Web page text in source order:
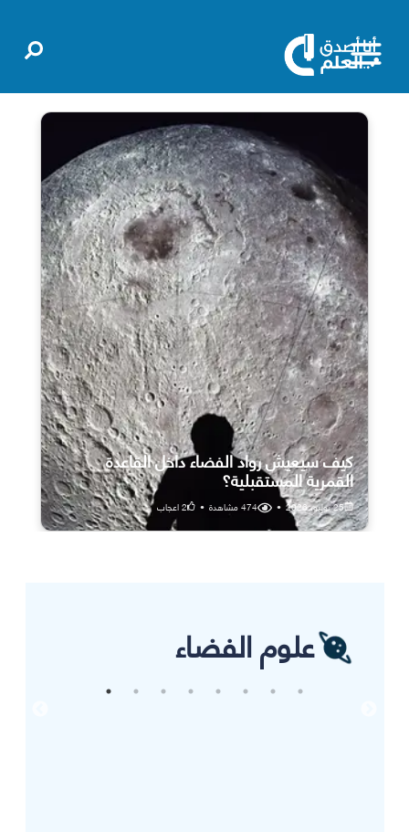
كيف سيعيش رواد الفضاء داخل القاعدة
القمرية المستقبلية؟
25 يوليو، 2026 •
474مشاهدة •
2اعجاب
علوم الفضاء